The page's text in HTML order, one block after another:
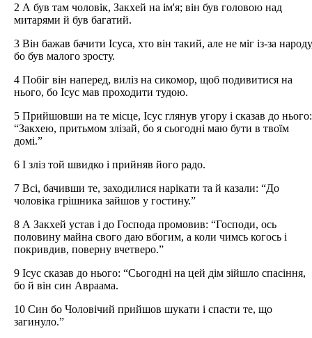
2 А був там чоловік, Закхей на ім'я; він був головою над
митарями й був багатий.
3 Він бажав бачити Ісуса, хто він такий, але не міг із-за
бо був малого зросту.
4 Побіг він наперед, виліз на сикомор, щоб подивитися на
нього, бо Ісус мав проходити тудою.
5 Прийшовши на те місце, Ісус глянув угору і сказав до нього:
“Закхею, притьмом злізай, бо я сьогодні маю бути в твоїм
домі.”
6 І зліз той швидко і прийняв його радо.
7 Всі, бачивши те, заходилися нарікати та й казали: “До
чоловіка грішника зайшов у гостину.”
8 А Закхей устав і до Господа промовив: “Господи, ось
половину майна свого даю вбогим, а коли чимсь когось і
покривдив, поверну вчетверо.”
9 Ісус сказав до нього: “Сьогодні на цей дім зійшло спасіння,
бо й він син Авраама.
10 Син бо Чоловічий прийшов шукати і спасти те, що
загинуло.”